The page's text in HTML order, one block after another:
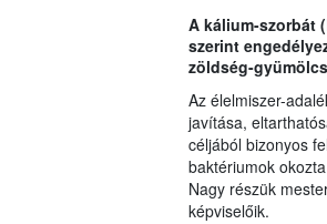
A kálium-szorbát
szerint
zöldség-
Az élelmiszer-
javítása,
céljából bizonyos
baktériumok
Nagy részük
képviselőik.